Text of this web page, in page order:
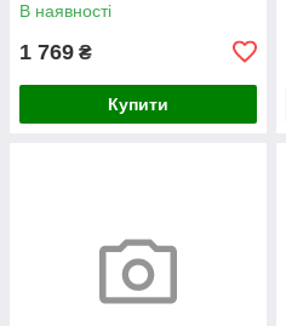
В наявності
1 769 ₴
Купити